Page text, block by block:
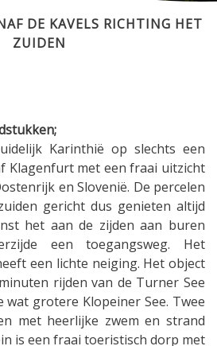
DE KAVELS RICHTING HET
ZUIDEN
Karinthië op slechts een
Klagenfurt met een fraai uitzicht
en Slovenië. De percelen
gericht dus genieten altijd
het aan de zijden aan buren
een toegangsweg. Het
een lichte neiging. Het object
rijden van de Turner See
wat grotere Klopeiner See. Twee
met heerlijke zwem en strand
is een fraai toeristisch dorp met